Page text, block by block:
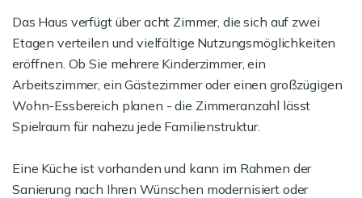
Das Haus verfügt über acht Zimmer, die sich auf zwei
Etagen verteilen und vielfältige Nutzungsmöglichkeiten
eröffnen. Ob Sie mehrere Kinderzimmer, ein
Arbeitszimmer, ein Gästezimmer oder einen großzügigen
Wohn-Essbereich planen - die Zimmeranzahl lässt
Spielraum für nahezu jede Familienstruktur.
Eine Küche ist vorhanden und kann im Rahmen der
Sanierung nach Ihren Wünschen modernisiert oder